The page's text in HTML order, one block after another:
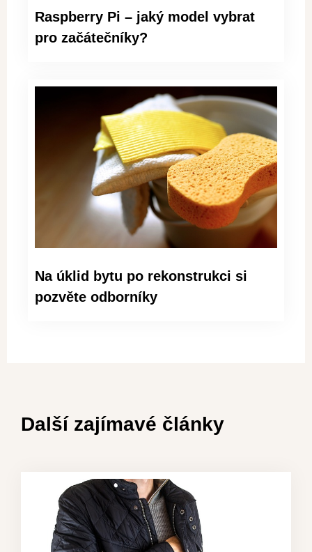
Raspberry Pi – jaký model vybrat
pro začátečníky?
Na úklid bytu po rekonstrukci si
pozvěte odborníky
Další zajímavé články